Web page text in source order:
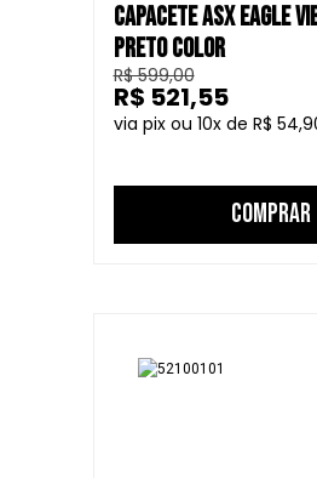
CAPACETE ASX EAGLE
PRETO COLOR
R$ 599,00
10
R$
R$ 521,55
COMPRAR